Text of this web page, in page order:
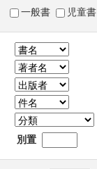
一般書 児童書
別置